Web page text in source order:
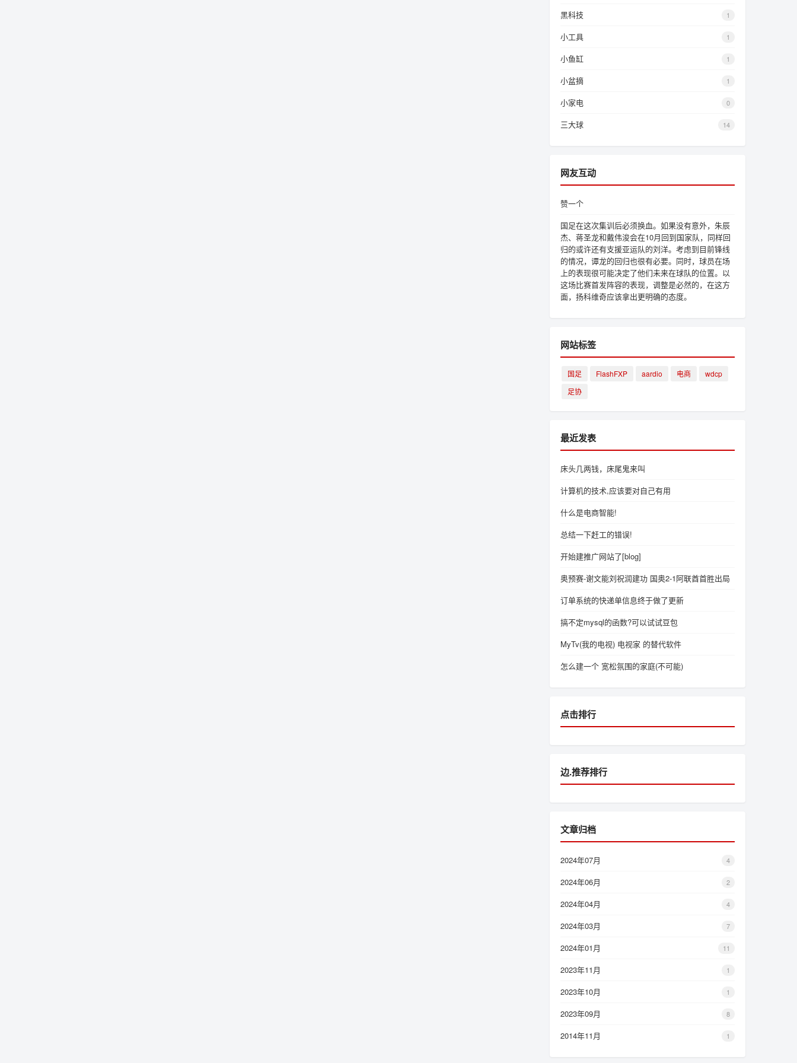
黑科技 1
小工具 1
小鱼缸 1
小盆摘 1
小家电 0
三大球 14
网友互动
赞一个
国足在这次集训后必须换血。如果没有意外，朱辰
杰、蒋圣龙和戴伟浚会在10月回到国家队，同样回
归的或许还有支援亚运队的刘洋。考虑到目前锋线
的情况，谭龙的回归也很有必要。同时，球员在场
上的表现很可能决定了他们未来在球队的位置。以
这场比赛首发阵容的表现，调整是必然的，在这方
面，扬科维奇应该拿出更明确的态度。
网站标签
国足 FlashFXP aardio 电商
wdcp
足协
最近发表
床头几两钱，床尾鬼来叫
计算机的技术,应该要对自己有用
什么是电商智能!
总结一下赶工的错误!
开始建推广网站了[blog]
奥预赛-谢文能刘祝润建功 国奥2-1阿联酋首胜出局
订单系统的快递单信息终于做了更新
搞不定mysql的函数?可以试试豆包
MyTv(我的电视) 电视家 的替代软件
怎么建一个 宽松氛围的家庭(不可能)
点击排行
边.推荐排行
文章归档
2024年07月 4
2024年06月 2
2024年04月 4
2024年03月 7
2024年01月 11
2023年11月 1
2023年10月 1
2023年09月 8
2014年11月 1